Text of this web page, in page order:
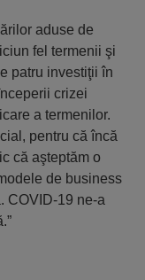
aduse de
fel termenii şi
patru investiţii în
crizei
a termenilor.
pentru că încă
că aşteptăm o
de business
COVID-19 ne-a